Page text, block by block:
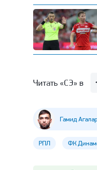
Читать «СЭ» в
Гамид
РПЛ ФК